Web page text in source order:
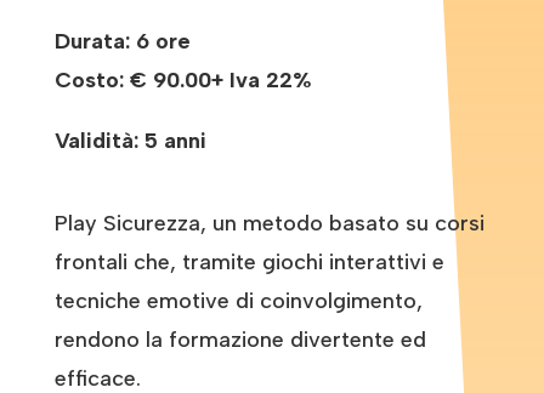
Durata: 6 ore
Costo: € 90.00+ Iva 22%
Validità: 5 anni
Play Sicurezza, un metodo basato su corsi
frontali che, tramite giochi interattivi e
tecniche emotive di coinvolgimento,
rendono la formazione divertente ed
efficace.